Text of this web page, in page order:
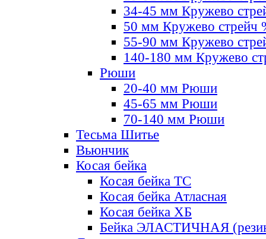
34-45 мм Кружево
50 мм Кружево стрейч
55-90 мм Кружево
140-180 мм Кружево
Рюши
20-40 мм Рюши
45-65 мм Рюши
70-140 мм Рюши
Тесьма Шитье
Вьюнчик
Косая бейка
Косая бейка ТС
Косая бейка Атласная
Косая бейка ХБ
Бейка ЭЛАСТИЧНАЯ